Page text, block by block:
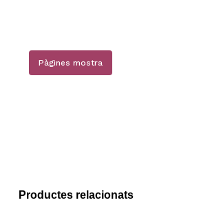
Pàgines mostra
Productes relacionats